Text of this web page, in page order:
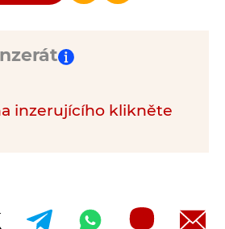
inzerujícího klikněte